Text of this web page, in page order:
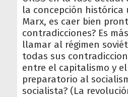
la concepción histórica
Marx, es caer bien
contradicciones? Es
llamar al régimen
todas sus
entre el capitalismo y
preparatorio al
socialista? (La